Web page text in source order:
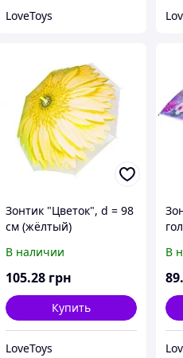
LoveToys
Зонтик "Цветок", d = 98
см (жёлтый)
В наличии
105.28 грн
Купить
LoveToys
В
89